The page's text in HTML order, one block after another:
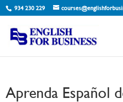
934 230 229
Aprenda Español